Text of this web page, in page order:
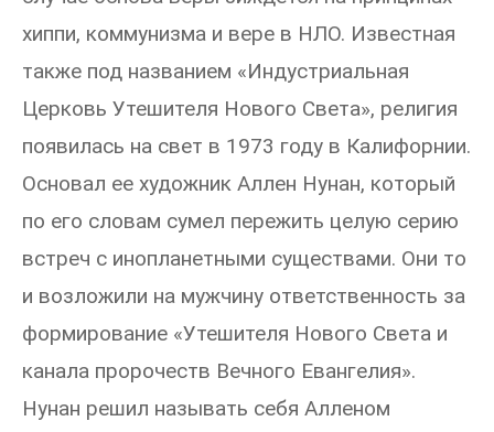
хиппи, коммунизма и вере в НЛО. Известная
также под названием «Индустриальная
Церковь Утешителя Нового Света», религия
появилась на свет в 1973 году в Калифорнии.
Основал ее художник Аллен Нунан, который
по его словам сумел пережить целую серию
встреч с инопланетными существами. Они то
и возложили на мужчину ответственность за
формирование «Утешителя Нового Света и
канала пророчеств Вечного Евангелия».
Нунан решил называть себя Алленом